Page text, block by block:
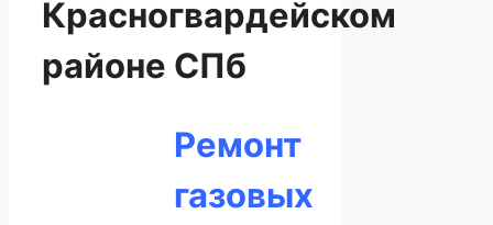
Красногвардейском
районе СПб
Ремонт
газовых